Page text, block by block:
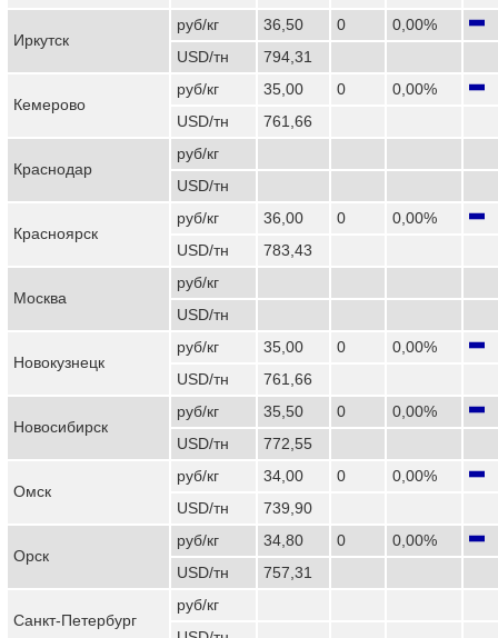
Иркутск
руб/кг 36,50 0
0,00%
USD/тн
794,31
Кемерово
руб/кг 35,00 0
0,00%
USD/тн
761,66
Краснодар
руб/кг
USD/тн
Красноярск
руб/кг 36,00 0
0,00%
USD/тн
783,43
Москва
руб/кг
USD/тн
Новокузнецк
руб/кг 35,00 0
0,00%
USD/тн
761,66
Новосибирск
руб/кг 35,50 0
0,00%
USD/тн
772,55
Омск
руб/кг 34,00 0
0,00%
USD/тн
739,90
Орск
руб/кг 34,80 0
0,00%
USD/тн
757,31
Санкт-Петербург
руб/кг